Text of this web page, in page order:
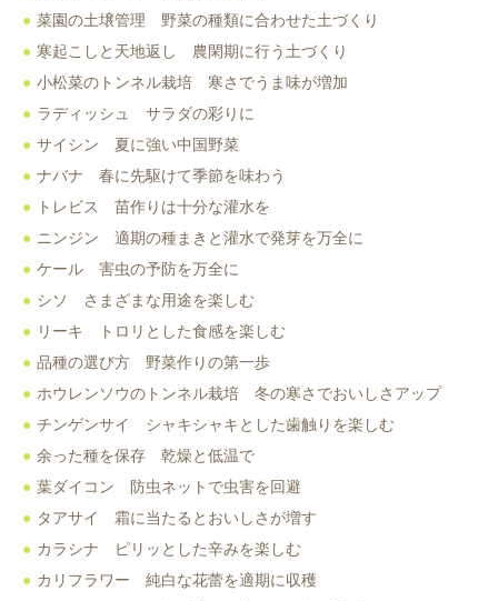
菜園の土壌管理 野菜の種類に合わせた土づくり
寒起こしと天地返し 農閑期に行う土づくり
小松菜のトンネル栽培 寒さでうま味が増加
ラディッシュ サラダの彩りに
サイシン 夏に強い中国野菜
ナバナ 春に先駆けて季節を味わう
トレビス 苗作りは十分な灌水を
ニンジン 適期の種まきと灌水で発芽を万全に
ケール 害虫の予防を万全に
シソ さまざまな用途を楽しむ
リーキ トロリとした食感を楽しむ
品種の選び方 野菜作りの第一歩
ホウレンソウのトンネル栽培 冬の寒さでおいしさアップ
チンゲンサイ シャキシャキとした歯触りを楽しむ
余った種を保存 乾燥と低温で
葉ダイコン 防虫ネットで虫害を回避
タアサイ 霜に当たるとおいしさが増す
カラシナ ピリッとした辛みを楽しむ
カリフラワー 純白な花蕾を適期に収穫